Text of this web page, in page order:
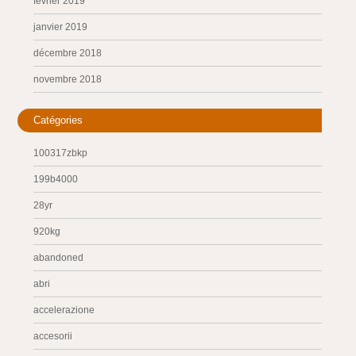
janvier 2019
décembre 2018
novembre 2018
Catégories
100317zbkp
199b4000
28yr
920kg
abandoned
abri
accelerazione
accesorii